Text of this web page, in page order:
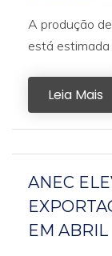
A produção
está estimada
Leia Mais
ANEC
EM ABRIL